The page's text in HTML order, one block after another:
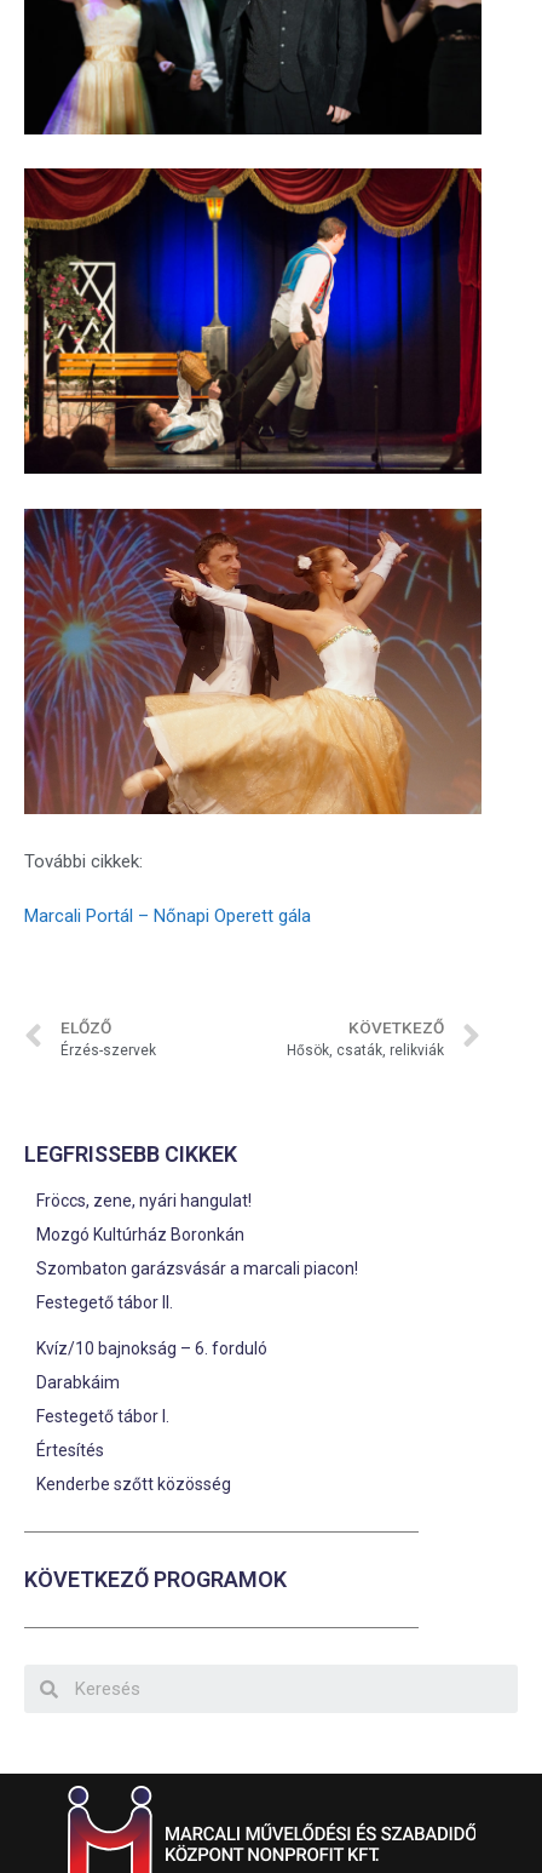
További cikkek:
Marcali Portál – Nőnapi Operett gála
ELŐZŐ
Érzés-szervek
KÖVETKEZŐ
Hősök, csaták, relikviák
LEGFRISSEBB CIKKEK
Fröccs, zene, nyári hangulat!
Mozgó Kultúrház Boronkán
Szombaton garázsvásár a marcali piacon!
Festegető tábor II.
Kvíz/10 bajnokság – 6. forduló
Darabkáim
Festegető tábor I.
Értesítés
Kenderbe szőtt közösség
KÖVETKEZŐ PROGRAMOK